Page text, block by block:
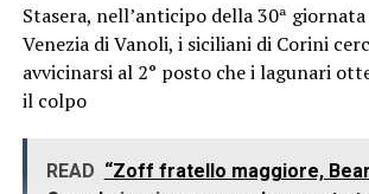
Stasera, nell’anticipo della 30ª
Venezia di Vanoli, i siciliani di Corini
avvicinarsi al 2° posto che i lagunari
il colpo
READ “Zoff fratello maggiore,